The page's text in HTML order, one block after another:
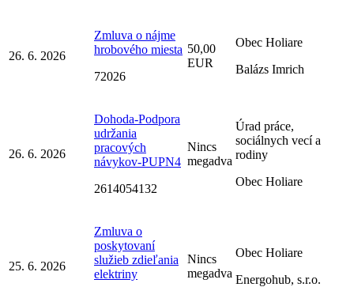
26. 6. 2026
Zmluva o nájme
hrobového miesta
72026
50,00
EUR
Obec Holiare
Balázs Imrich
26. 6. 2026
Dohoda-Podpora
udržania
pracových
návykov-PUPN4
2614054132
Nincs
megadva
Úrad práce,
sociálnych vecí a
rodiny
Obec Holiare
25. 6. 2026
Zmluva o
poskytovaní
služieb zdieľania
elektriny
Nincs
megadva
Obec Holiare
Energohub, s.r.o.